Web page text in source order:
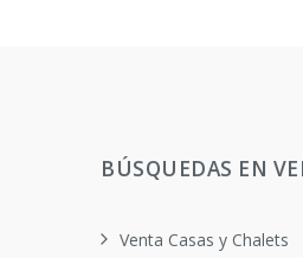
BÚSQUEDAS EN
Venta Casas y Chalets